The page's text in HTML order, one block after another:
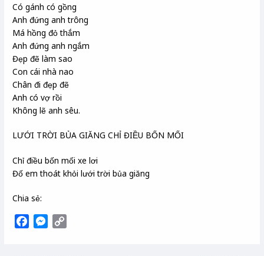
Có gánh có gồng
Anh đứng anh trông
Má hồng đỏ thắm
Anh đứng anh ngắm
Đẹp đẽ làm sao
Con cái nhà nao
Chân đi đẹp đẽ
Anh có vợ rồi
Không lẽ anh sêu.
LƯỚI TRỜI BỦA GIĂNG CHỈ ĐIỀU BỐN MỐI
Chỉ điều bốn mối xe lơi
Đố em thoát khỏi lưới trời bủa giăng
Chia sẻ:
M